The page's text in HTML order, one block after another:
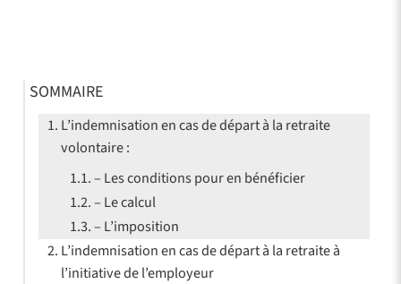
SOMMAIRE
L’indemnisation en cas de départ à la retraite
volontaire :
– Les conditions pour en bénéficier
– Le calcul
– L’imposition
L’indemnisation en cas de départ à la retraite à
l’initiative de l’employeur